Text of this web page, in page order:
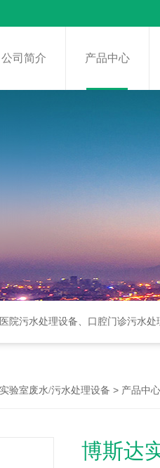
公司简介 产品中心
门诊污水处理设备、牙科诊所污水处理设备
实验室废水/污水处理设备 > 产品中心
博斯达